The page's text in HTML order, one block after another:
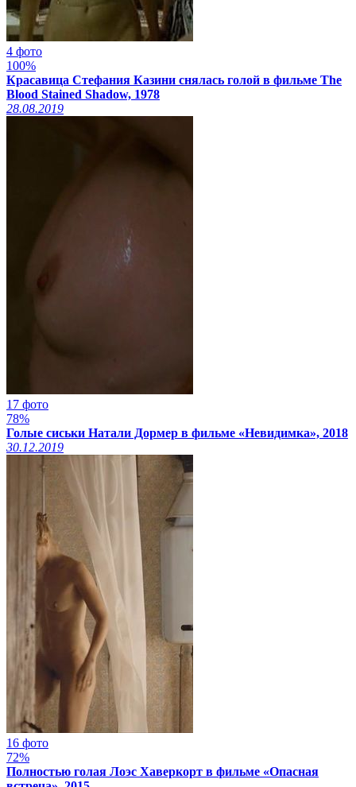
4 фото
100%
Красавица Стефания Казини снялась голой в фильме The
Blood Stained Shadow, 1978
28.08.2019
17 фото
78%
Голые сиськи Натали Дормер в фильме «Невидимка», 2018
30.12.2019
16 фото
72%
Полностью голая Лоэс Хаверкорт в фильме «Опасная